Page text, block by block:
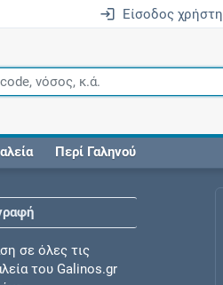
Είσοδος χρήστη
Περί Γαληνού
σε όλες τις
του Galinos.gr